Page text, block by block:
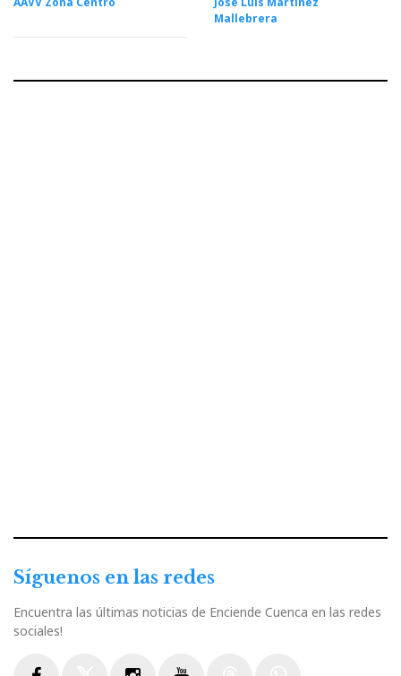
Mallebrera
Síguenos en las redes
Encuentra las últimas noticias de Enciende Cuenca en las redes
sociales!